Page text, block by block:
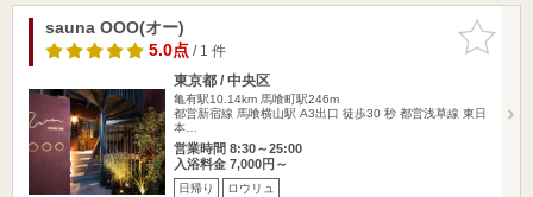
お気に入
りに追加
sauna OOO(オー)
5.0点/ 1 件
東京都 / 中央区
亀有駅10.14km 馬喰町駅246m
都営新宿線 馬喰横山駅 A3出口 徒歩30 秒 都営浅草線 東日
本…
営業時間 8:30～25:00
入浴料金 7,000円～
日帰り ロウリュ